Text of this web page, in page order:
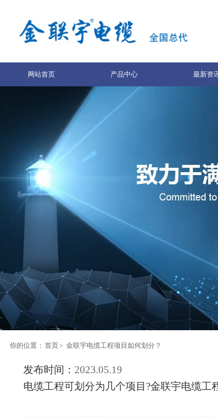
网站首页 产品中心 最新资
联系我们
你的位置： 首页 > 金联宇电缆工程项目如何划分？
发布时间： 2023.05.19
电缆工程可划分为几个项目?金联宇电缆工